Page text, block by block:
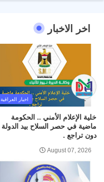
اخر الاخبار
اخبار العراقية
خلية الإعلام الأمني .. الحكومة
ماضية في حصر السلاح بيد الدولة
دون تراجع .
August 07, 2026